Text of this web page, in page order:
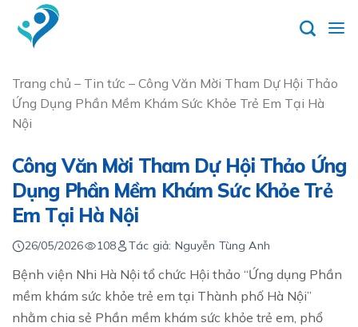
content
Trang chủ – Tin tức – Công Văn Mời Tham Dự Hội Thảo
Ứng Dụng Phần Mềm Khám Sức Khỏe Trẻ Em Tại Hà
Nội
Công Văn Mời Tham Dự Hội Thảo Ứng
Dụng Phần Mềm Khám Sức Khỏe Trẻ
Em Tại Hà Nội
Tác giả: Nguyễn Tùng Anh
26/05/2026 108
Bệnh viện Nhi Hà Nội tổ chức Hội thảo “Ứng dụng Phần
mềm khám sức khỏe trẻ em tại Thành phố Hà Nội”
nhằm chia sẻ Phần mềm khám sức khỏe trẻ em, phổ